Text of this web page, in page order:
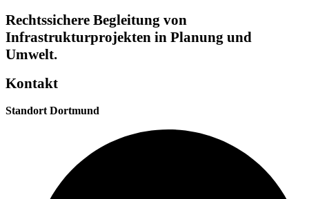
Rechtssichere Begleitung von
Infrastrukturprojekten in Planung und
Umwelt.
Kontakt
Standort Dortmund